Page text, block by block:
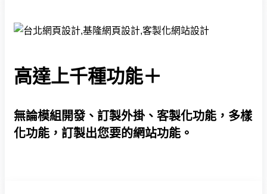
高達上千種功能＋
無論模組開發、訂製外掛、客製化功能，多樣
化功能，訂製出您要的網站功能。